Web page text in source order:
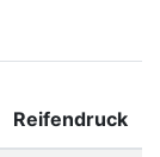
Reifendruck